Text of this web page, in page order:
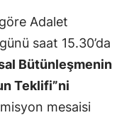
Adalet
saat 15.30’da
Bütünleşmenin
Teklifi”ni
mesaisi